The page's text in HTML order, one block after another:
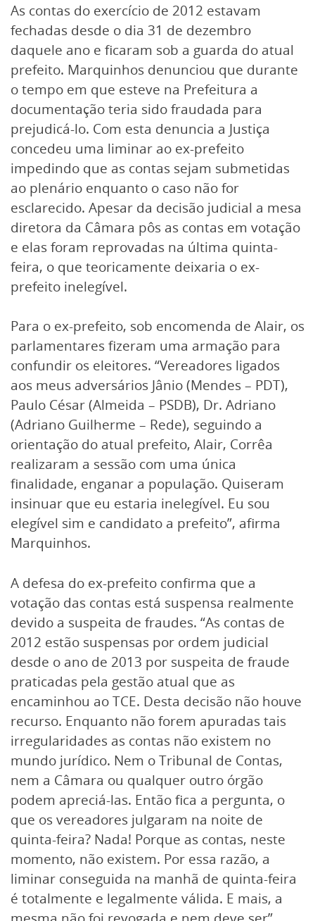
As contas do exercício de 2012 estavam
fechadas desde o dia 31 de dezembro
daquele ano e ficaram sob a guarda do atual
prefeito. Marquinhos denunciou que durante
o tempo em que esteve na Prefeitura a
documentação teria sido fraudada para
prejudicá-lo. Com esta denuncia a Justiça
concedeu uma liminar ao ex-prefeito
impedindo que as contas sejam submetidas
ao plenário enquanto o caso não for
esclarecido. Apesar da decisão judicial a mesa
diretora da Câmara pôs as contas em votação
e elas foram reprovadas na última quinta-
feira, o que teoricamente deixaria o ex-
prefeito inelegível.
Para o ex-prefeito, sob encomenda de Alair, os
parlamentares fizeram uma armação para
confundir os eleitores. “Vereadores ligados
aos meus adversários Jânio (Mendes – PDT),
Paulo César (Almeida – PSDB), Dr. Adriano
(Adriano Guilherme – Rede), seguindo a
orientação do atual prefeito, Alair, Corrêa
realizaram a sessão com uma única
finalidade, enganar a população. Quiseram
insinuar que eu estaria inelegível. Eu sou
elegível sim e candidato a prefeito”, afirma
Marquinhos.
A defesa do ex-prefeito confirma que a
votação das contas está suspensa realmente
devido a suspeita de fraudes. “As contas de
2012 estão suspensas por ordem judicial
desde o ano de 2013 por suspeita de fraude
praticadas pela gestão atual que as
encaminhou ao TCE. Desta decisão não houve
recurso. Enquanto não forem apuradas tais
irregularidades as contas não existem no
mundo jurídico. Nem o Tribunal de Contas,
nem a Câmara ou qualquer outro órgão
podem apreciá-las. Então fica a pergunta, o
que os vereadores julgaram na noite de
quinta-feira? Nada! Porque as contas, neste
momento, não existem. Por essa razão, a
liminar conseguida na manhã de quinta-feira
é totalmente e legalmente válida. E mais, a